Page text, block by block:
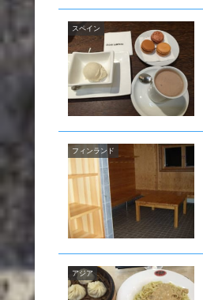
スペイン
フィンランド
アジア